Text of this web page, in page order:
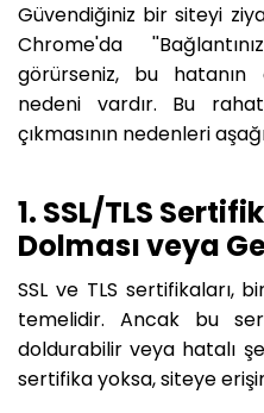
Güvendiğiniz bir siteyi
Chrome'da
görürseniz, bu hatanın
nedeni vardır. Bu
çıkmasının nedenleri
1. SSL/TLS
Dolması veya
SSL ve TLS sertifikaları,
temelidir. Ancak bu
doldurabilir veya hatalı
sertifika yoksa, siteye